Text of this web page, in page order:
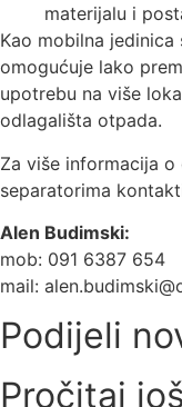
materijalu i
Kao mobilna jedinica
omogućuje lako
upotrebu na više
odlagališta otpada.
Za više informacija
separatorima
Alen Budimski:
mob: 091 6387 654
mail:
Podijeli
Pročitaj još